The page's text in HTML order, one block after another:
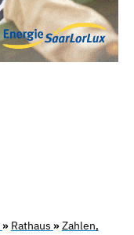
» Rathaus »Zahlen,